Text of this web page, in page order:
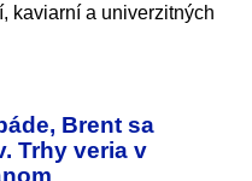
kaviarní a univerzitných
Brent sa
Trhy veria v